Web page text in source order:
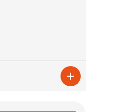
